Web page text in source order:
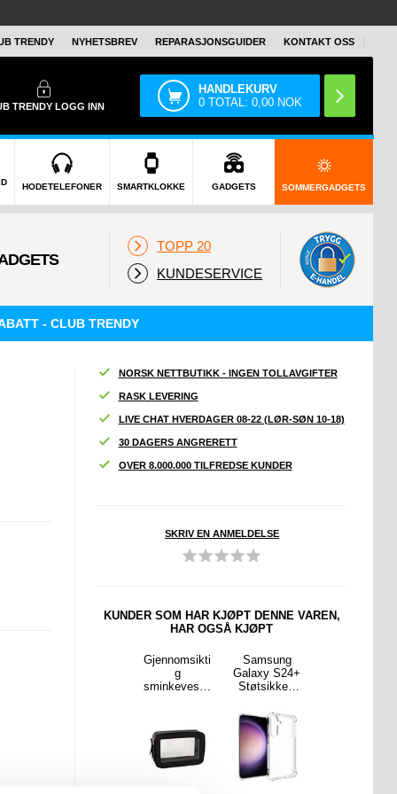
TRENDY NYHETSBREV REPARASJONSGUIDER KONTAKT OSS
TRENDYLOGG INN
HANDLEKURV
0 TOTAL:0,00 NOK
HODETELEFONER SMARTKLOKKE GADGETS SOMMERGADGETS
TOPP 20
KUNDESERVICE
- CLUB TRENDY
NORSK NETTBUTIKK - INGEN TOLLAVGIFTER
RASK LEVERING
LIVE CHAT HVERDAGER 08-22 (LØR-SØN 10-18)
30 DAGERS ANGRERETT
OVER 8.000.000 TILFREDSE KUNDER
SKRIV EN ANMELDELSE
KUNDER SOM HAR KJØPT DENNE VAREN,
HAR OGSÅ KJØPT
Gjennomsikti
g
sminkeveske
kosmetikkves
ke i PU-lær -
Svart
Samsung
Galaxy S24+
Støtsikkert
Gjennomsikti
g